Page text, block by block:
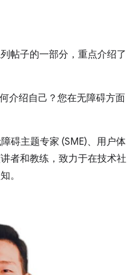
帖子的一部分，重点介绍了
介绍自己？您在无障碍方面
碍主题专家 (SME)、用户体
者和教练，致力于在技术社
。